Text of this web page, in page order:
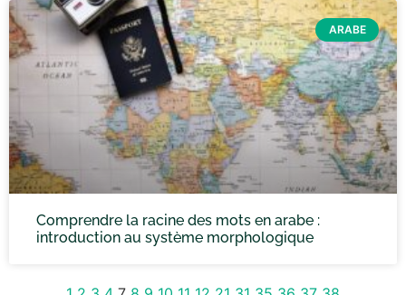
ARABE
Comprendre la racine des mots en arabe :
introduction au système morphologique